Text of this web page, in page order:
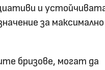
и
за максимално
бризове, могат да